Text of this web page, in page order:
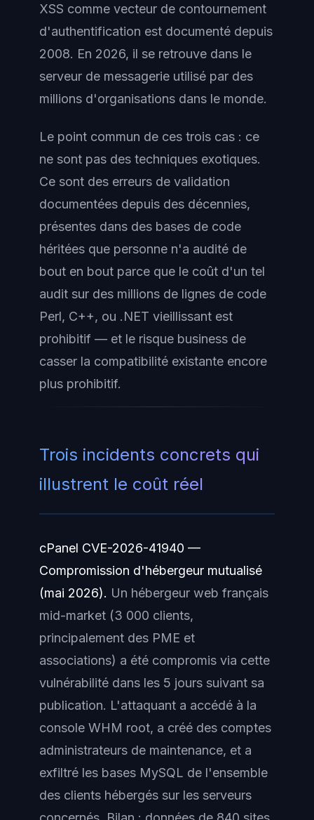
XSS comme vecteur de contournement
d'authentification est documenté depuis
2008. En 2026, il se retrouve dans le
serveur de messagerie utilisé par des
millions d'organisations dans le monde.
Le point commun de ces trois cas : ce
ne sont pas des techniques exotiques.
Ce sont des erreurs de validation
documentées depuis des décennies,
présentes dans des bases de code
héritées que personne n'a audité de
bout en bout parce que le coût d'un tel
audit sur des millions de lignes de code
Perl, C++, ou .NET vieillissant est
prohibitif — et le risque business de
casser la compatibilité existante encore
plus prohibitif.
Trois incidents concrets qui
illustrent le coût réel
cPanel CVE-2026-41940 —
Compromission d'hébergeur mutualisé
(mai 2026). Un hébergeur web français
mid-market (3 000 clients,
principalement des PME et
associations) a été compromis via cette
vulnérabilité dans les 5 jours suivant sa
publication. L'attaquant a accédé à la
console WHM root, a créé des comptes
administrateurs de maintenance, et a
exfiltré les bases MySQL de l'ensemble
des clients hébergés sur les serveurs